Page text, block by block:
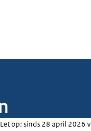
Let op: sinds 28 april 2026